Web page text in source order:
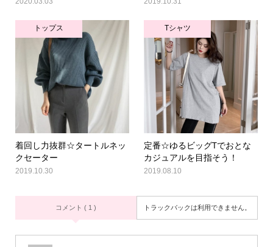
トップス
着回し力抜群☆タートルネッ
クセーター
2019.10.30
Tシャツ
定番☆ゆるビッグTでおとな
カジュアルを目指そう！
2019.08.10
コメント ( 1 ) トラックバックは利用できません。